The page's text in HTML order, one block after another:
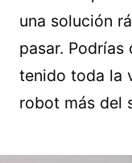
una solución
pasar. Podrías
tenido toda la
robot más del